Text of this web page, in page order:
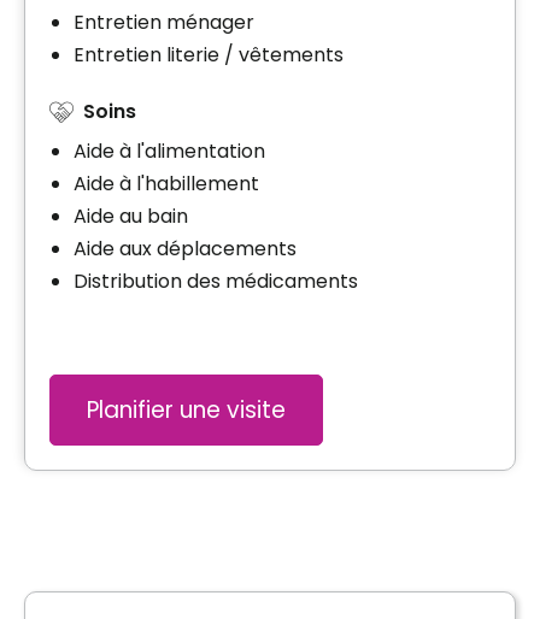
Entretien ménager
Entretien literie / vêtements
Soins
Aide à l'alimentation
Aide à l'habillement
Aide au bain
Aide aux déplacements
Distribution des médicaments
Planifier une visite